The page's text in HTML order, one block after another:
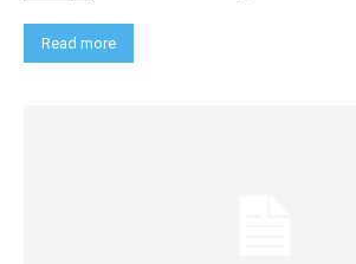
Read more